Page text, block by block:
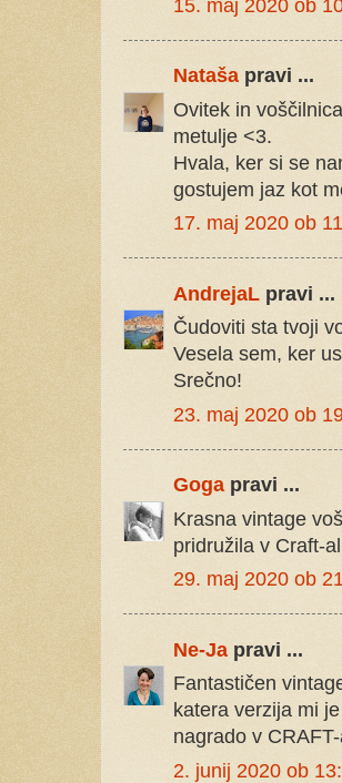
15. maj 2020 ob
Natašapravi ...
Ovitek in
metulje <3.
Hvala, ker si se
gostujem jaz kot
17. maj 2020 ob
AndrejaL pravi ...
Čudoviti sta tvoji
Vesela sem, ker
Srečno!
23. maj 2020 ob
Gogapravi ...
Krasna vintage
pridružila v Craft-
29. maj 2020 ob
Ne-Ja pravi ...
Fantastičen
katera verzija mi
nagrado v
2. junij 2020 ob